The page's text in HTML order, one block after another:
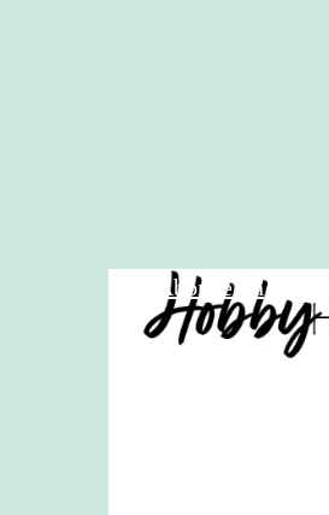
Abonneren